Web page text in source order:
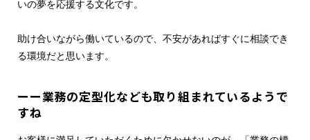
いの夢を応援する文化です。
助け合いながら働いているので、不安があればすぐに相談でき
る環境だと思います。
ーー業務の定型化なども取り組まれているようで
すね